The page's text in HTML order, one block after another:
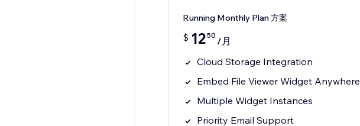
Running Monthly Plan 方案
$ 1250 /月
Cloud Storage Integration
Embed File Viewer Widget Anywhere
Multiple Widget Instances
Priority Email Support